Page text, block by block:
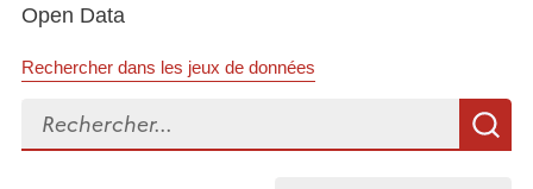
Open Data
Rechercher dans les jeux de données
Rechercher...